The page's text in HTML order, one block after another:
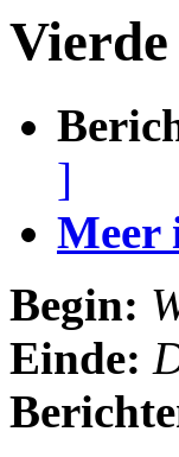
]
Meer
Begin:
Einde: